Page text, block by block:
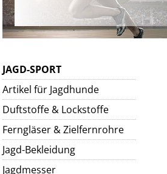
JAGD-SPORT
Artikel für Jagdhunde
Duftstoffe & Lockstoffe
Ferngläser & Zielfernrohre
Jagd-Bekleidung
Jagdmesser